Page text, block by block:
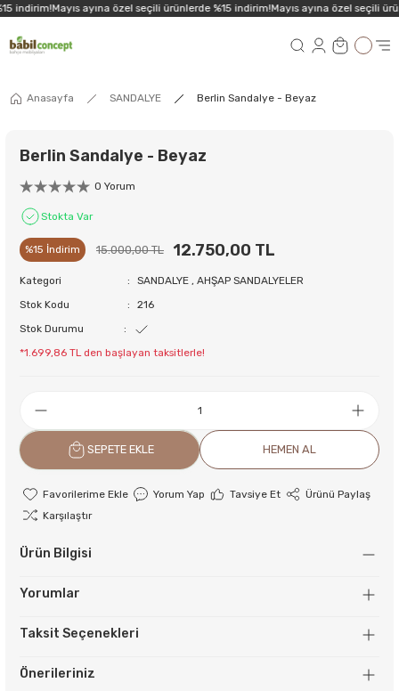
indirim!Mayıs ayına özel seçili ürünlerde %15 indirim!Mayıs ayına özel seçili
Anasayfa SANDALYE Berlin Sandalye - Beyaz
Berlin Sandalye - Beyaz
0 Yorum
Stokta Var
%15 İndirim 15.000,00 TL 12.750,00 TL
Kategori SANDALYE ,AHŞAP SANDALYELER
Stok Kodu
216
Stok Durumu
*1.699,86 TL den başlayan taksitlerle!
SEPETE EKLE HEMEN AL
Yorum Yap Tavsiye Et
Ürünü Paylaş
Karşılaştır
Ürün Bilgisi
Yorumlar
Taksit Seçenekleri
Önerileriniz